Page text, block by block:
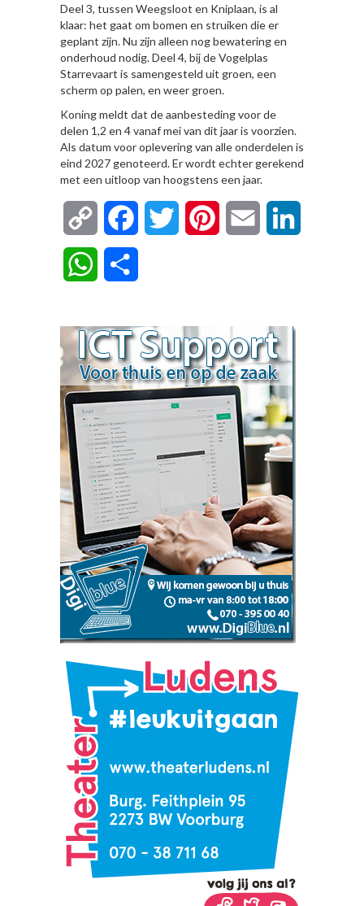
Deel 3, tussen Weegsloot en Kniplaan, is al
klaar: het gaat om bomen en struiken die er
geplant zijn. Nu zijn alleen nog bewatering en
onderhoud nodig. Deel 4, bij de Vogelplas
Starrevaart is samengesteld uit groen, een
scherm op palen, en weer groen.
Koning meldt dat de aanbesteding voor de
delen 1,2 en 4 vanaf mei van dit jaar is voorzien.
Als datum voor oplevering van alle onderdelen is
eind 2027 genoteerd. Er wordt echter gerekend
met een uitloop van hoogstens een jaar.
Copy
Link
FacebookTwitter Pinterest Email
WhatsApp